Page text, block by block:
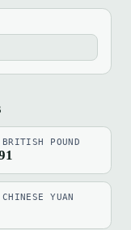
POUND
YUAN